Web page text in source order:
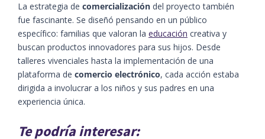
La estrategia de comercialización del proyecto también
fue fascinante. Se diseñó pensando en un público
específico: familias que valoran la educación creativa y
buscan productos innovadores para sus hijos. Desde
talleres vivenciales hasta la implementación de una
plataforma de comercio electrónico, cada acción estaba
dirigida a involucrar a los niños y sus padres en una
experiencia única.
Te podría interesar: